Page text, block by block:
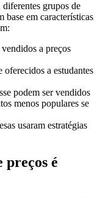
grupos de
base em características
a preços
oferecidos a estudantes
podem ser vendidos
menos populares se
usaram estratégias
preços é